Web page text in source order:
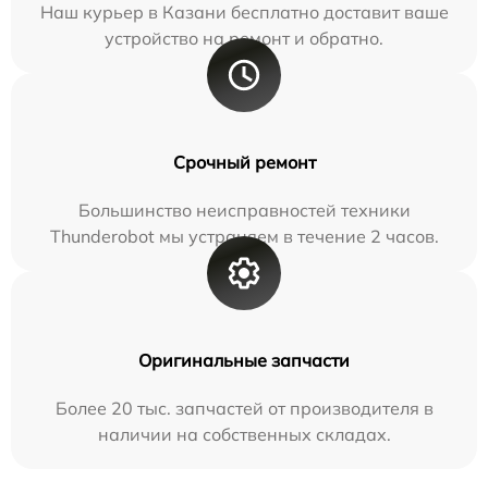
Наш курьер в Казани бесплатно доставит ваше
устройство на ремонт и обратно.
Срочный ремонт
Большинство неисправностей техники
Thunderobot мы устраняем в течение 2 часов.
Оригинальные запчасти
Более 20 тыс. запчастей от производителя в
наличии на собственных складах.